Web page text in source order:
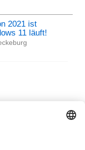
2021 ist
11 läuft!